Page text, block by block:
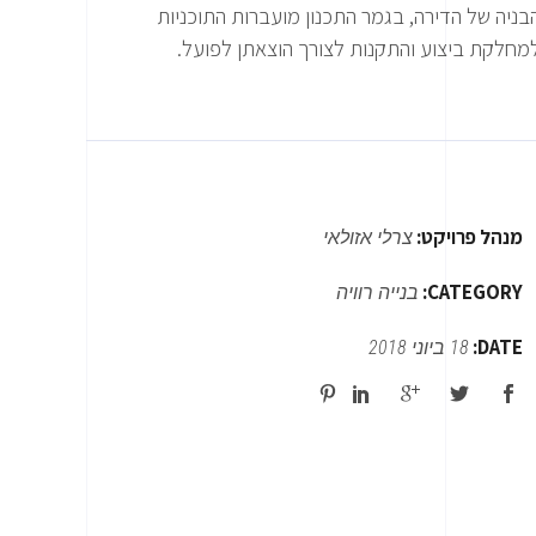
של הדירה, בגמר התכנון מועברות התוכניות
ביצוע והתקנות לצורך הוצאתן לפועל.
מנהל פרויקט: צרלי אזולאי
CATEGORY: בנייה רוויה
DATE: 18 ביוני 2018